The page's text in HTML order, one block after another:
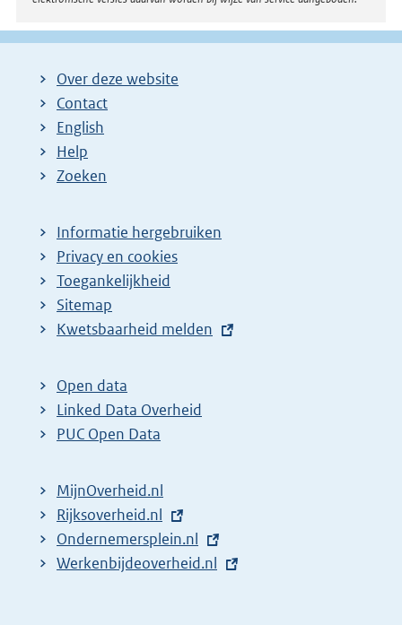
Over deze website
Contact
English
Help
Zoeken
Informatie hergebruiken
Privacy en cookies
Toegankelijkheid
Sitemap
E
t
e
r
l
i
n
k
Kwetsbaarheid melden
Open data
Linked Data Overheid
PUC Open Data
MijnOverheid.nl
E
x
t
Rijksoverheid.nl
E
x
Ondernemersplein.nl
E
Werkenbijdeoverheid.nl